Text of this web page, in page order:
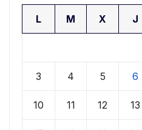
L M X J
3 4 5 6
10 11 12 13